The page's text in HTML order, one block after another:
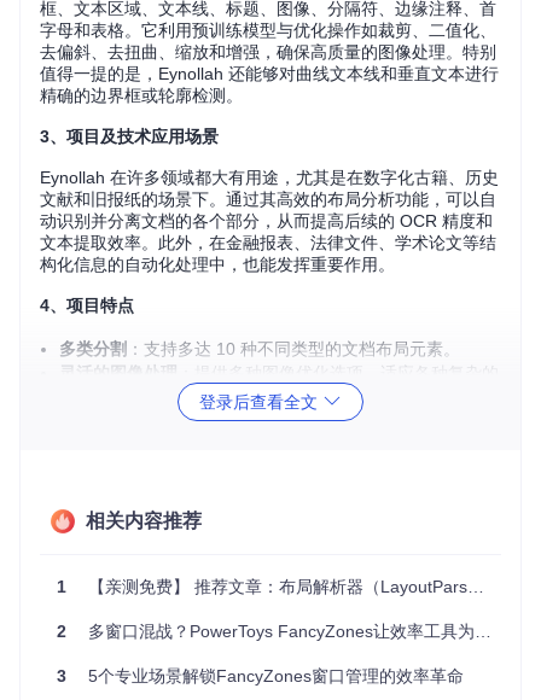
框、文本区域、文本线、标题、图像、分隔符、边缘注释、首
字母和表格。它利用预训练模型与优化操作如裁剪、二值化、
去偏斜、去扭曲、缩放和增强，确保高质量的图像处理。特别
值得一提的是，Eynollah 还能够对曲线文本线和垂直文本进行
精确的边界框或轮廓检测。
3、项目及技术应用场景
Eynollah 在许多领域都大有用途，尤其是在数字化古籍、历史
文献和旧报纸的场景下。通过其高效的布局分析功能，可以自
动识别并分离文档的各个部分，从而提高后续的 OCR 精度和
文本提取效率。此外，在金融报表、法律文件、学术论文等结
构化信息的自动化处理中，也能发挥重要作用。
4、项目特点
多类分割 ：支持多达 10 种不同类型的文档布局元素。
灵活的图像处理 ：提供多种图像优化选项，适应各种复杂的
：自动生成正确的阅读顺序，提升用户体验。
预训练模型：可用的预训练模型可直接下载，无需从头训
如果你正在寻找一个高效且灵活的文档布局分析解决方案，Ey
启高精度的文档分析之旅！
安装和使用详情，请参考项目 README和Usage部分。立即尝
试使用 Eynollah 提升你的文档处理效率吧！
登录后查看全文
相关内容推荐
1 【亲测免费】 推荐文章：布局解析器（LayoutParser）——深度学习驱动的文档图像分析利器
2 多窗口混战？PowerToys FancyZones让效率工具为你构建有序工作空间
3 5个专业场景解锁FancyZones窗口管理的效率革命